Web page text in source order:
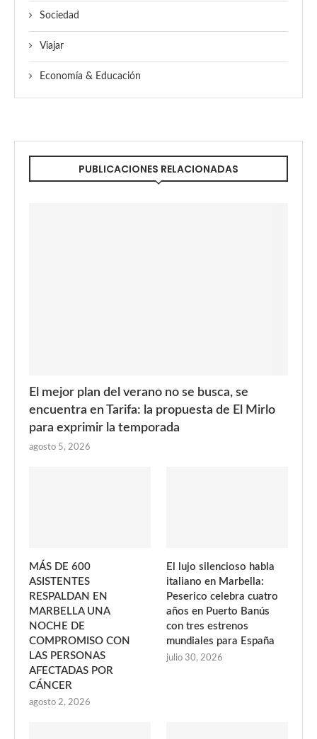
Sociedad
Viajar
Economía & Educación
PUBLICACIONES RELACIONADAS
El mejor plan del verano no se busca, se
encuentra en Tarifa: la propuesta de El Mirlo
para exprimir la temporada
agosto 5, 2026
MÁS DE 600
ASISTENTES
RESPALDAN EN
MARBELLA UNA
NOCHE DE
COMPROMISO CON
LAS PERSONAS
AFECTADAS POR
CÁNCER
agosto 2, 2026
El lujo silencioso habla
italiano en Marbella:
Peserico celebra cuatro
años en Puerto Banús
con tres estrenos
mundiales para España
julio 30, 2026